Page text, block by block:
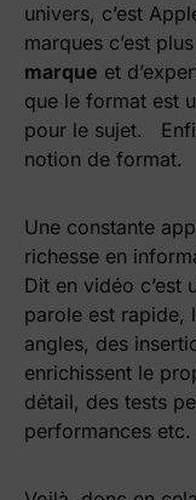
univers, c’est
marques c’est
marque et
que le format est
pour le sujet.
notion de format.
Une constante
richesse en
Dit en vidéo c’est
parole est rapide,
angles, des
enrichissent le
détail, des tests
performances etc.